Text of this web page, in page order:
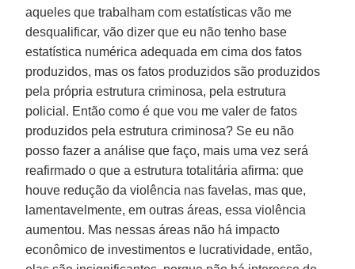
aqueles que trabalham com estatísticas vão me
desqualificar, vão dizer que eu não tenho base
estatística numérica adequada em cima dos fatos
produzidos, mas os fatos produzidos são produzidos
pela própria estrutura criminosa, pela estrutura
policial. Então como é que vou me valer de fatos
produzidos pela estrutura criminosa? Se eu não
posso fazer a análise que faço, mais uma vez será
reafirmado o que a estrutura totalitária afirma: que
houve redução da violência nas favelas, mas que,
lamentavelmente, em outras áreas, essa violência
aumentou. Mas nessas áreas não há impacto
econômico de investimentos e lucratividade, então,